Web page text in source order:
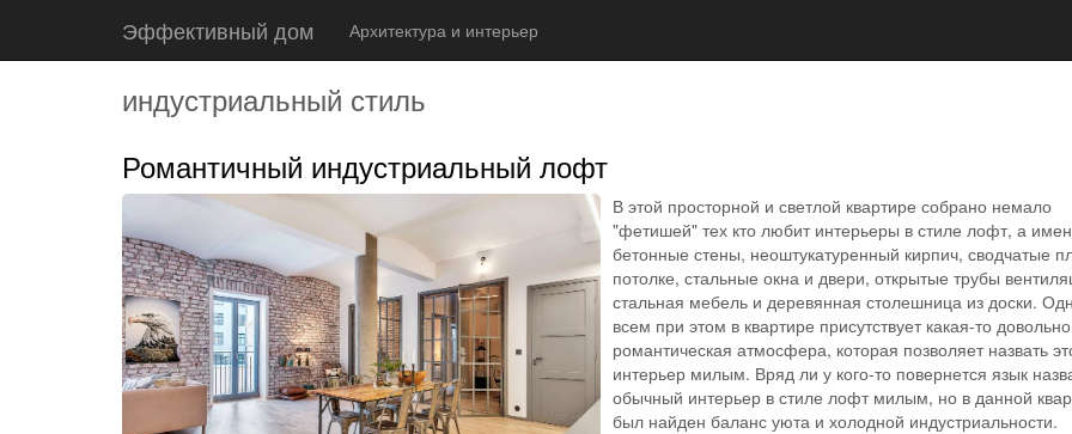
Эффективный дом Архитектура и интерьер
индустриальный стиль
Романтичный индустриальный лофт
В этой просторной и светлой квартире собрано немало
"фетишей" тех кто любит интерьеры в стиле лофт, а
бетонные стены, неоштукатуренный кирпич, сводчатые
потолке, стальные окна и двери, открытые трубы
стальная мебель и деревянная столешница из доски.
всем при этом в квартире присутствует какая-то довольно
романтическая атмосфера, которая позволяет назвать
интерьер милым. Вряд ли у кого-то повернется язык
обычный интерьер в стиле лофт милым, но в данной
был найден баланс уюта и холодной индустриальности.